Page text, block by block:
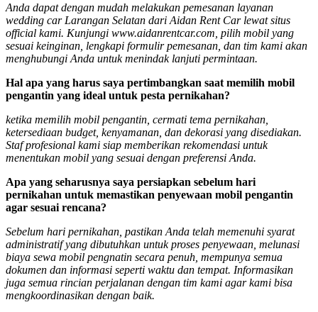
Anda dapat dengan mudah melakukan pemesanan layanan
wedding car Larangan Selatan dari Aidan Rent Car lewat situs
official kami. Kunjungi www.aidanrentcar.com, pilih mobil yang
sesuai keinginan, lengkapi formulir pemesanan, dan tim kami akan
menghubungi Anda untuk menindak lanjuti permintaan.
Hal apa yang harus saya pertimbangkan saat memilih mobil
pengantin yang ideal untuk pesta pernikahan?
ketika memilih mobil pengantin, cermati tema pernikahan,
ketersediaan budget, kenyamanan, dan dekorasi yang disediakan.
Staf profesional kami siap memberikan rekomendasi untuk
menentukan mobil yang sesuai dengan preferensi Anda.
Apa yang seharusnya saya persiapkan sebelum hari
pernikahan untuk memastikan penyewaan mobil pengantin
agar sesuai rencana?
Sebelum hari pernikahan, pastikan Anda telah memenuhi syarat
administratif yang dibutuhkan untuk proses penyewaan, melunasi
biaya sewa mobil pengnatin secara penuh, mempunya semua
dokumen dan informasi seperti waktu dan tempat. Informasikan
juga semua rincian perjalanan dengan tim kami agar kami bisa
mengkoordinasikan dengan baik.